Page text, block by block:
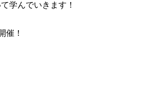
学んでいきます！
催！